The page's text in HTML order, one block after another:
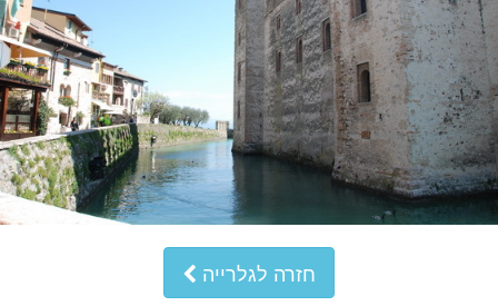
חזרה לגלרייה